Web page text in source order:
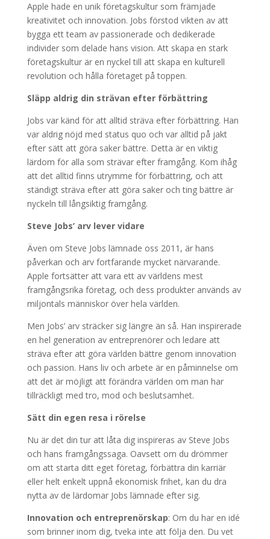
Apple hade en unik företagskultur som främjade
kreativitet och innovation. Jobs förstod vikten av att
bygga ett team av passionerade och dedikerade
individer som delade hans vision. Att skapa en stark
företagskultur är en nyckel till att skapa en kulturell
revolution och hålla företaget på toppen.
Släpp aldrig din strävan efter förbättring
Jobs var känd för att alltid sträva efter förbättring. Han
var aldrig nöjd med status quo och var alltid på jakt
efter sätt att göra saker bättre. Detta är en viktig
lärdom för alla som strävar efter framgång. Kom ihåg
att det alltid finns utrymme för förbättring, och att
ständigt sträva efter att göra saker och ting bättre är
nyckeln till långsiktig framgång.
Steve Jobs’ arv lever vidare
Även om Steve Jobs lämnade oss 2011, är hans
påverkan och arv fortfarande mycket närvarande.
Apple fortsätter att vara ett av världens mest
framgångsrika företag, och dess produkter används av
miljontals människor över hela världen.
Men Jobs’ arv sträcker sig längre än så. Han inspirerade
en hel generation av entreprenörer och ledare att
sträva efter att göra världen bättre genom innovation
och passion. Hans liv och arbete är en påminnelse om
att det är möjligt att förändra världen om man har
tillräckligt med tro, mod och beslutsamhet.
Sätt din egen resa i rörelse
Nu är det din tur att låta dig inspireras av Steve Jobs
och hans framgångssaga. Oavsett om du drömmer
om att starta ditt eget företag, förbättra din karriär
eller helt enkelt uppnå ekonomisk frihet, kan du dra
nytta av de lärdomar Jobs lämnade efter sig.
Innovation och entreprenörskap: Om du har en idé
som brinner inom dig, tveka inte att följa den. Du vet